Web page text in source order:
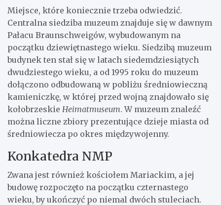
Miejsce, które koniecznie trzeba odwiedzić.
Centralna siedziba muzeum znajduje się w dawnym
Pałacu Braunschweigów, wybudowanym na
początku dziewiętnastego wieku. Siedzibą muzeum
budynek ten stał się w latach siedemdziesiątych
dwudziestego wieku, a od 1995 roku do muzeum
dołączono odbudowaną w pobliżu średniowieczną
kamieniczkę, w której przed wojną znajdowało się
kołobrzeskie Heimatmuseum. W muzeum znaleźć
można liczne zbiory prezentujące dzieje miasta od
średniowiecza po okres międzywojenny.
Konkatedra NMP
Zwana jest również kościołem Mariackim, a jej
budowę rozpoczęto na początku czternastego
wieku, by ukończyć po niemal dwóch stuleciach.